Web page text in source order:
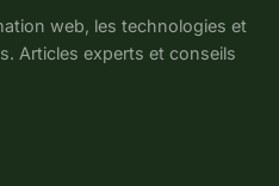
web, les technologies et
Articles experts et conseils